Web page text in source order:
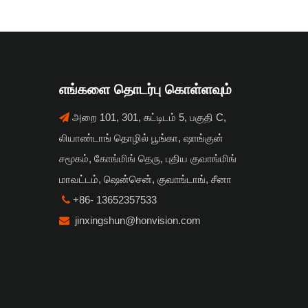
எங்களை தொடர்பு கொள்ளவும்
 அறை 101, 301, கட்டிடம் 5, பகுதி C,
லியாண்டாங் தொழில் பூங்கா, ஷாங்குன்
சமூகம், கோங்மிங் தெரு, புதிய குவாங்மிங்
மாவட்டம், ஷென்சென், குவாங்டாங், சீனா
 +86- 13652357533
 jinxingshun@honvision.com